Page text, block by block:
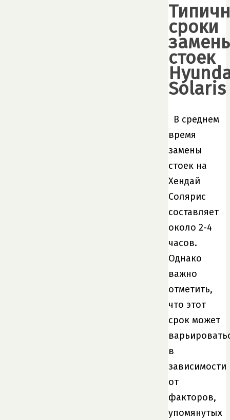
сроки
стоек
Solaris
В среднем
время
замены
стоек на
Хендай
Солярис
составляет
около 2-4
часов.
Однако
важно
отметить,
что этот
срок может
в
зависимости
от
факторов,
упомянутых